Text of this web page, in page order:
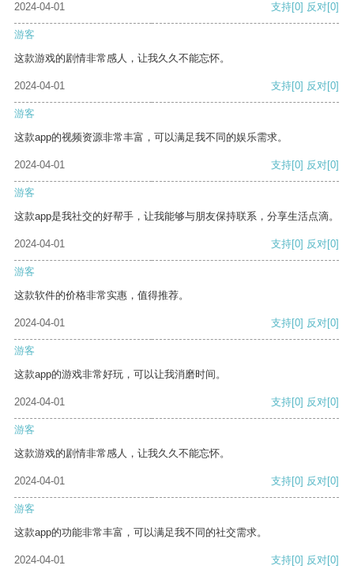
2024-04-01 支持[0] 反对[0]
游客
这款游戏的剧情非常感人，让我久久不能忘怀。
2024-04-01 支持[0] 反对[0]
游客
这款app的视频资源非常丰富，可以满足我不同的娱乐需求。
2024-04-01 支持[0] 反对[0]
游客
这款app是我社交的好帮手，让我能够与朋友保持联系，分享生活点滴。
2024-04-01 支持[0] 反对[0]
游客
这款软件的价格非常实惠，值得推荐。
2024-04-01 支持[0] 反对[0]
游客
这款app的游戏非常好玩，可以让我消磨时间。
2024-04-01 支持[0] 反对[0]
游客
这款游戏的剧情非常感人，让我久久不能忘怀。
2024-04-01 支持[0] 反对[0]
游客
这款app的功能非常丰富，可以满足我不同的社交需求。
2024-04-01 支持[0] 反对[0]